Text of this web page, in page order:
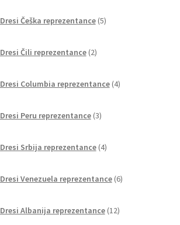
Dresi Češka reprezentance 5izdelkov
Dresi Čili reprezentance 2izdelka
Dresi Columbia reprezentance 4izdelki
Dresi Peru reprezentance 3izdelki
Dresi Srbija reprezentance 4izdelki
Dresi Venezuela reprezentance 6izdelkov
Dresi Albanija reprezentance 12izdelkov